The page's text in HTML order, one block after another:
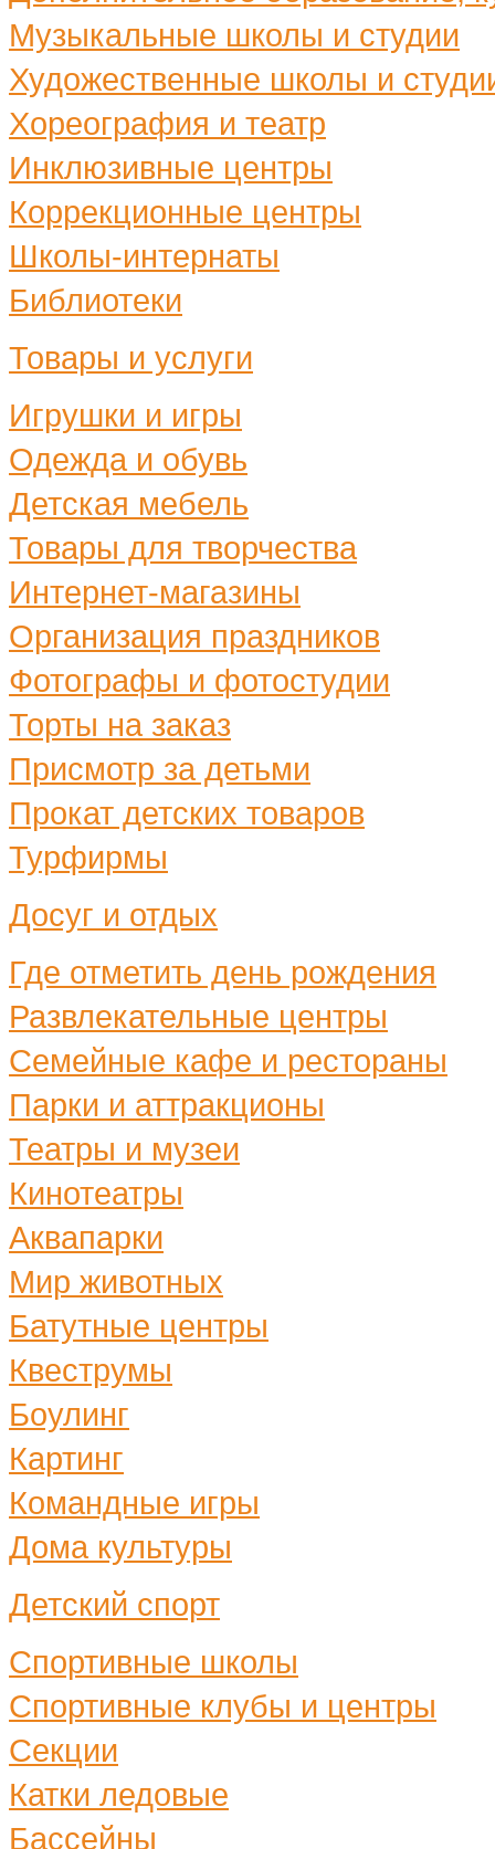
Музыкальные школы и студии
Художественные школы и
Хореография и театр
Инклюзивные центры
Коррекционные центры
Школы-интернаты
Библиотеки
Товары и услуги
Игрушки и игры
Одежда и обувь
Детская мебель
Товары для творчества
Интернет-магазины
Организация праздников
Фотографы и фотостудии
Торты на заказ
Присмотр за детьми
Прокат детских товаров
Турфирмы
Досуг и отдых
Где отметить день рождения
Развлекательные центры
Семейные кафе и рестораны
Парки и аттракционы
Театры и музеи
Кинотеатры
Аквапарки
Мир животных
Батутные центры
Квеструмы
Боулинг
Картинг
Командные игры
Дома культуры
Детский спорт
Спортивные школы
Спортивные клубы и центры
Секции
Катки ледовые
Бассейны